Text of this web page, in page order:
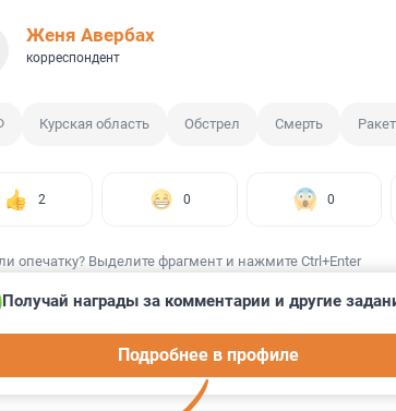
Женя Авербах
корреспондент
Курская область Обстрел Смерть
2 0 0
опечатку? Выделите фрагмент и нажмите Ctrl+Enter
1
Получай награды за комментарии и другие
Подробнее в профиле